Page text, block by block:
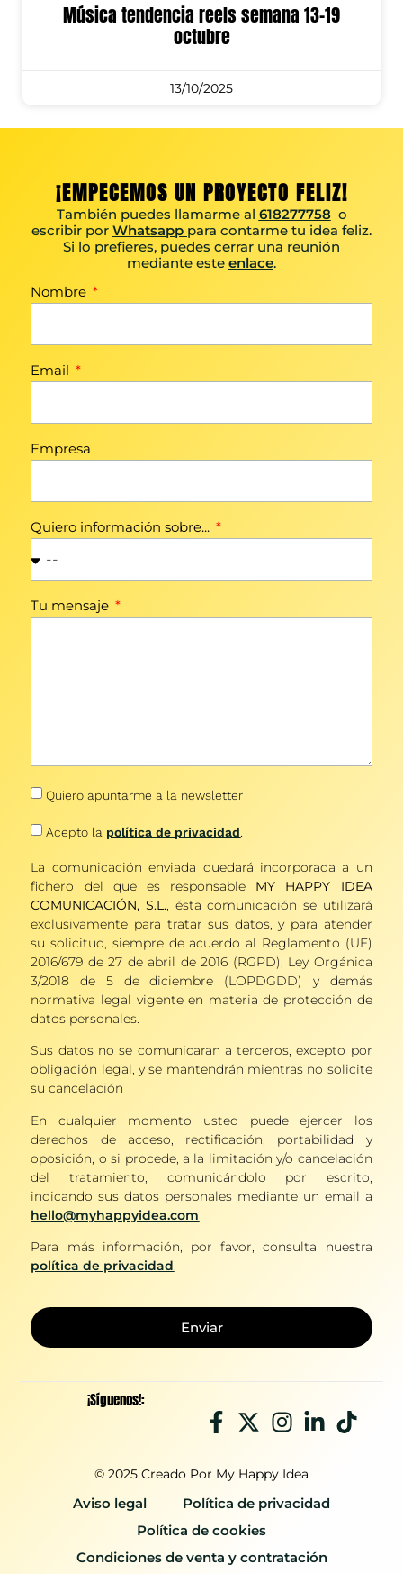
Música tendencia reels semana 13-19
octubre
13/10/2025
¡EMPECEMOS UN PROYECTO FELIZ!
También puedes llamarme al 618277758o
escribir por Whatsapp para contarme tu idea feliz.
Si lo prefieres, puedes cerrar una reunión
mediante este enlace.
Nombre
Email
Empresa
Quiero información sobre...
Tu mensaje
Quiero apuntarme a la newsletter
Acepto la política de privacidad
La comunicación enviada quedará incorporada a un
fichero del que es responsable MY HAPPY IDEA
COMUNICACIÓN, S.L., ésta comunicación se utilizará
exclusivamente para tratar sus datos, y para atender
su solicitud, siempre de acuerdo al Reglamento (UE)
2016/679 de 27 de abril de 2016 (RGPD), Ley Orgánica
3/2018 de 5 de diciembre (LOPDGDD) y demás
normativa legal vigente en materia de protección de
datos personales.
Sus datos no se comunicaran a terceros, excepto por
obligación legal, y se mantendrán mientras no solicite
su cancelación
En cualquier momento usted puede ejercer los
derechos de acceso, rectificación, portabilidad y
oposición, o si procede, a la limitación y/o cancelación
del tratamiento, comunicándolo por escrito,
indicando sus datos personales mediante un email a
hello@myhappyidea.com
Para más información, por favor, consulta nuestra
política de privacidad.
Enviar
¡Síguenos!:
© 2025 Creado Por My Happy Idea
Aviso legal
Política de privacidad
Política de cookies
Condiciones de venta y contratación